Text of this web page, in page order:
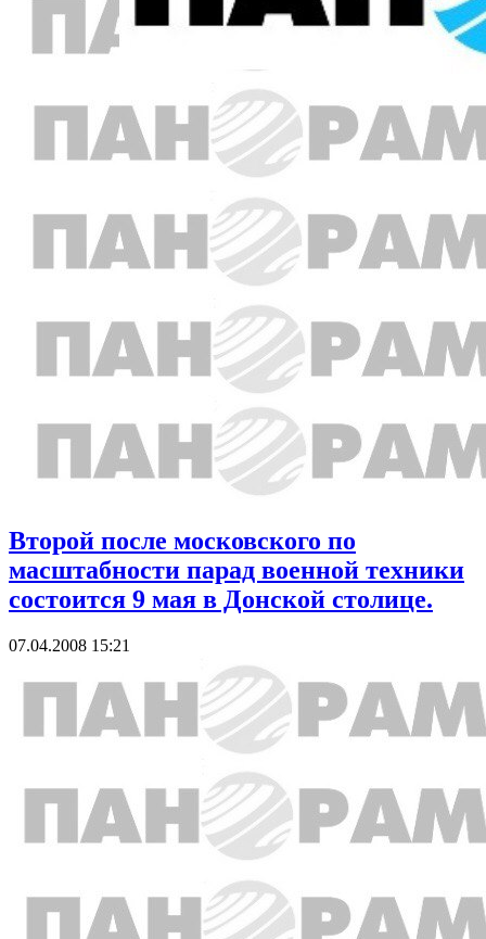
Второй после московского по
масштабности парад военной техники
состоится 9 мая в Донской столице.
07.04.2008 15:21